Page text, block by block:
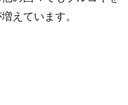
えています。